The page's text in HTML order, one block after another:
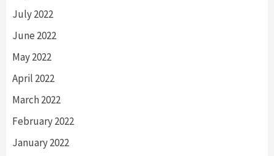
July 2022
June 2022
May 2022
April 2022
March 2022
February 2022
January 2022